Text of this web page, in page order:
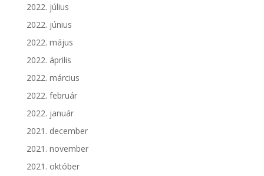
2022. július
2022. június
2022. május
2022. április
2022. március
2022. február
2022. január
2021. december
2021. november
2021. október